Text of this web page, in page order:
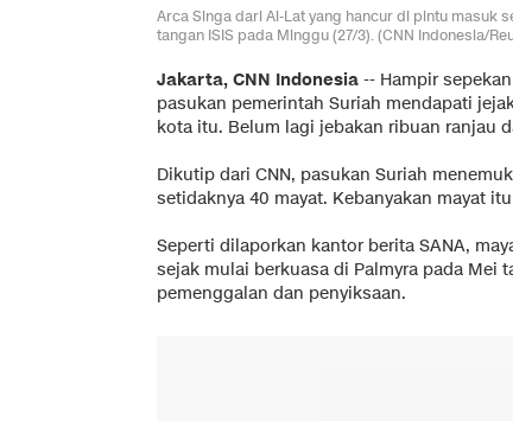
Arca Singa dari Al-Lat yang hancur di pintu masuk
tangan ISIS pada Minggu (27/3). (CNN Indonesia/
Jakarta, CNN Indonesia -- Hampir
pasukan pemerintah Suriah mendapati
kota itu. Belum lagi jebakan ribuan ranjau
Dikutip dari CNN, pasukan Suriah
setidaknya 40 mayat. Kebanyakan mayat
Seperti dilaporkan kantor berita SANA,
sejak mulai berkuasa di Palmyra pada Mei
pemenggalan dan penyiksaan.